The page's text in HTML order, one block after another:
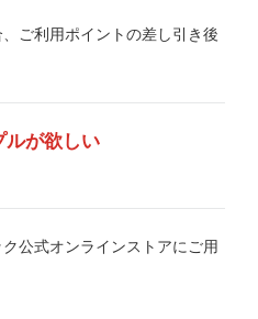
ご利用ポイントの差し引き後
ルが欲しい
公式オンラインストアにご用